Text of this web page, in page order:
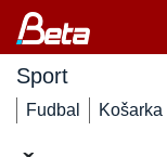
Sport
Fudbal Košarka